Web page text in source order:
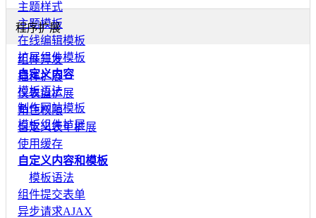
主题样式
主题模板
在线编辑模板
扩展组件模板
自定义内容
模板语法
制作网站模板
模板组件扩展
程序扩展
组件开发
插件扩展
仪表盘扩展
角色权限
自定义表单扩展
使用缓存
自定义内容和模板
模板语法
组件提交表单
异步请求AJAX